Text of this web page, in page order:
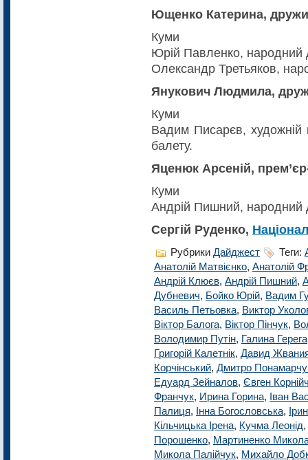
Ющенко Катерина,
Куми
Юрій Павленко, народний
Олександр Третьяков,
Янукович Людмила,
Куми
Вадим Писарєв, художній
балету.
Яценюк Арсеній,
Куми
Андрій Пишний, народний
Сергій Руденко,
Рубрики Дайджест Теги:
Анатолій Матвієнко, Анатолій
Андрій Клюєв, Андрій Пишний,
Дубневич, Бойко Юрій, Вадим
Василь Петьовка, Виктор
Віктор Балога, Віктор Пінчук,
Володимир Путін, Галина Герега
Григорій Калетнік, Давид
Корчінський, Дмитро
Едуард Зейналов, Євген
Франчук, Ирина Горина,
Іван
Палиця, Інна Богословська,
Кільчицька Ірена, Кучма Леонід,
Порошенко, Мартиненко
Микола Палійчук, Михайло